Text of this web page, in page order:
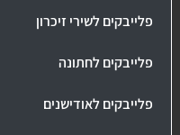
פלייבקים לשירי זיכרון
פלייבקים לחתונה
פלייבקים לאודישנים